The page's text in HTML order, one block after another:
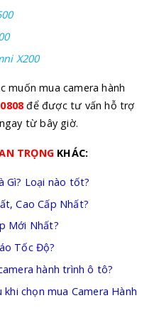
X200
muốn mua camera hành
để được tư vấn hỗ trợ
từ bây giờ.
TRỌNG KHÁC:
Gì? Loại nào tốt?
Cao Cấp Nhất?
Mới Nhất?
Tốc Độ?
hành trình ô tô?
chọn mua Camera Hành